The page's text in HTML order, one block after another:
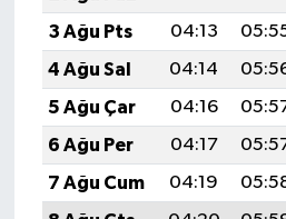
3 Ağu Pts
04:13
4 Ağu Sal
04:14
5 Ağu Çar
04:16
6 Ağu Per
04:17
7 Ağu Cum
04:19